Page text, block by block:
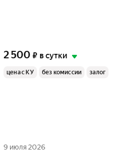
2 500 ₽ в сутки
цена с КУ без комиссии залог
9 июля 2026